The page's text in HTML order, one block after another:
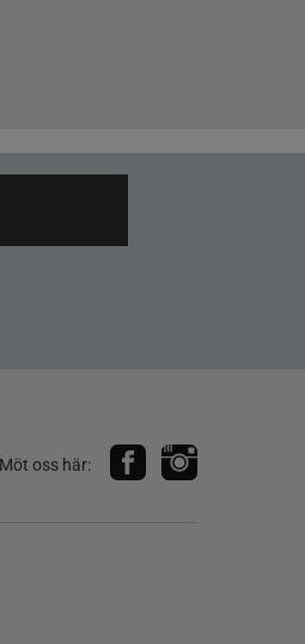
Möt oss här: